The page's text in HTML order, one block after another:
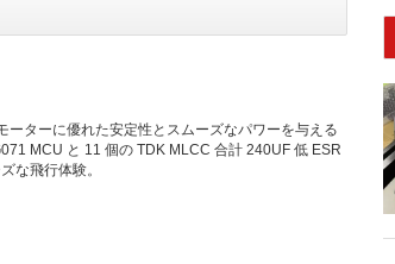
ターに優れた安定性とスムーズなパワーを与える
MCU と 11 個の TDK MLCC 合計 240UF 低 ESR
な飛行体験。